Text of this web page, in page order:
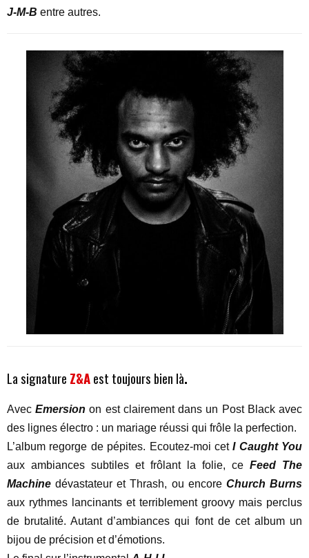
J-M-B entre autres.
La signature Z&Aest toujours bien là.
AvecEmersion on est clairement dans un Post Black avec
des lignes électro : un mariage réussi qui frôle la perfection.
L’album regorge de pépites. Ecoutez-moi cetI Caught You
aux ambiances subtiles et frôlant la folie, ce Feed The
Machine dévastateur et Thrash, ou encore Church Burns
aux rythmes lancinants et terriblement groovy mais perclus
de brutalité. Autant d’ambiances qui font de cet album un
bijou de précision et d’émotions.